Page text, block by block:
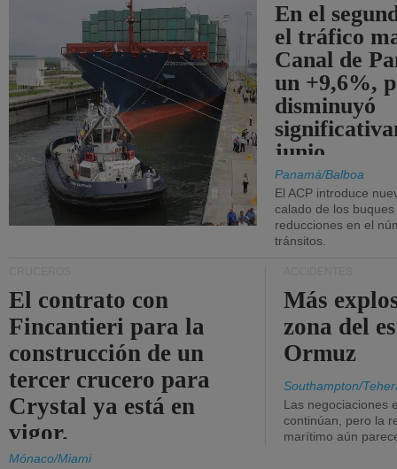
En el
el tráfico
Canal de
un +9,6%,
disminuyó
junio.
Panamá/Balboa
El ACP introduce
calado de los
reducciones en el
tránsitos.
El contrato con
Fincantieri para la
construcción de un
tercer crucero para
Crystal ya está en
vigor.
Mónaco/Miami
Más
zona del
Ormuz
Southampton/
Las negociaciones
continúan, pero la
marítimo aún